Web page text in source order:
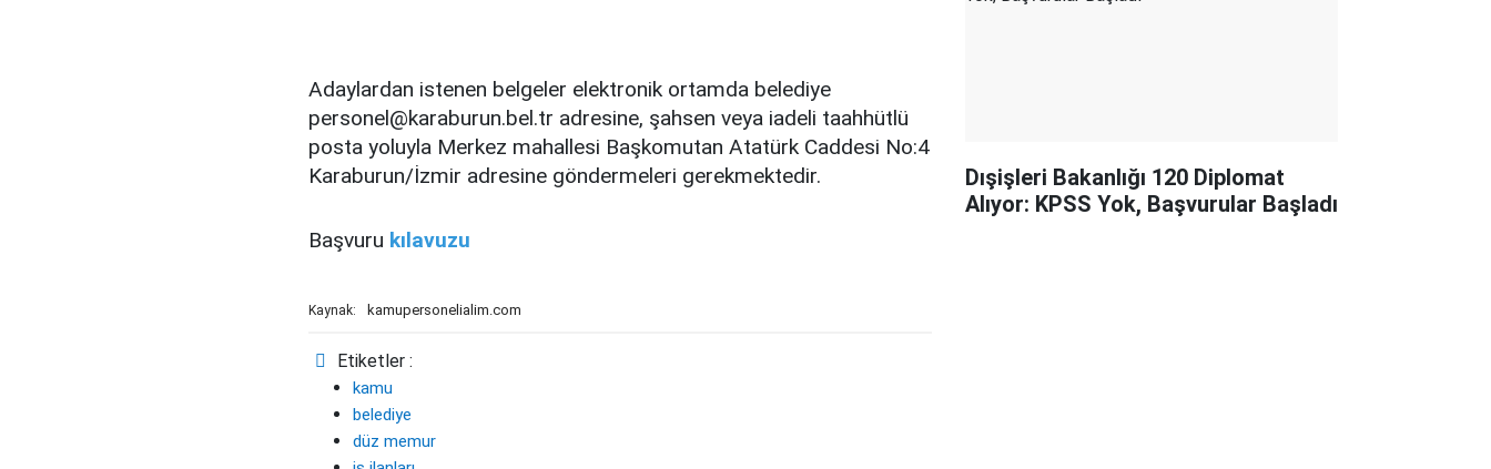
Adaylardan istenen belgeler elektronik ortamda belediye
personel@karaburun.bel.tr adresine, şahsen veya iadeli taahhütlü
posta yoluyla Merkez mahallesi Başkomutan Atatürk Caddesi No:4
Karaburun/İzmir adresine göndermeleri gerekmektedir.
Başvuru kılavuzu
Kaynak: kamupersonelialim.com
Etiketler :
kamu
belediye
düz memur
Dışişleri Bakanlığı 120 Diplomat
Alıyor: KPSS Yok, Başvurular Başladı